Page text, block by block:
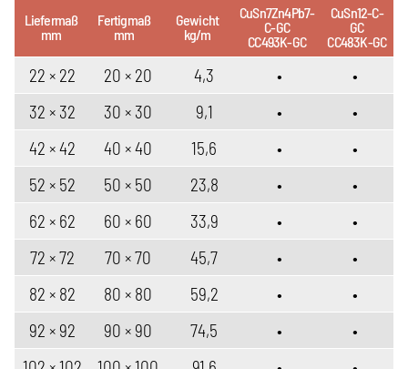
Liefermaß
mm
Fertigmaß
mm
Gewicht
kg/m
CuSn7Zn4Pb7-
C-GC
CC493K-GC
CuSn12-C-
GC
CC483K-GC
22 × 22 20 × 20 4,3 •
•
32 × 32
30 × 30 9,1 •
•
42 × 42
40 × 40 15,6 •
•
52 × 52
50 × 50 23,8 •
•
62 × 62
60 × 60 33,9 •
•
72 × 72
70 × 70 45,7 •
•
82 × 82
80 × 80 59,2 •
•
92 × 92
90 × 90 74,5 •
•